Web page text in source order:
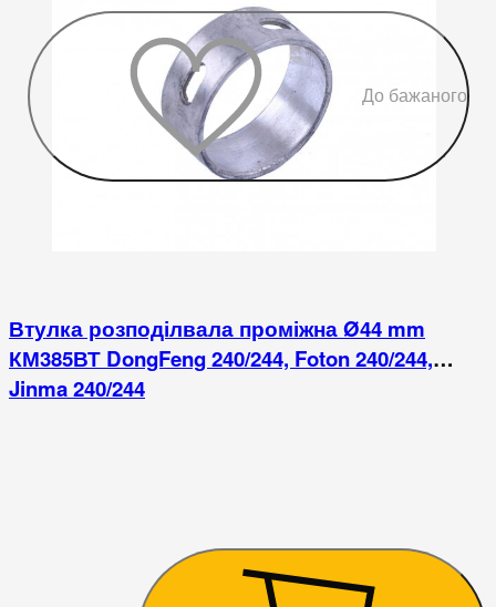
До бажаного
Втулка розподілвала проміжна Ø44 mm
КМ385ВТ DongFeng 240/244, Foton 240/244,
Jinma 240/244